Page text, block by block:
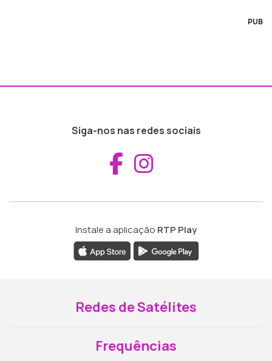
PUB
Siga-nos nas redes sociais
Aceder ao
Instale a aplicação RTP Play
Redes de Satélites
Frequências